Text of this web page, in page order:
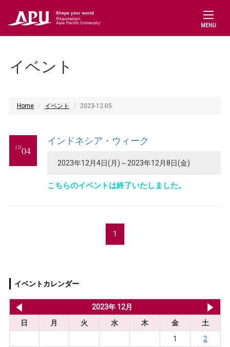
MENU
イベント
Home イベント 2023-12-05
12/04
インドネシア・ウィーク
2023年12月4日(月)～2023年12月8日(金)
こちらのイベントは終了いたしました。
1
イベントカレンダー
2023年 12月
日
月 火 水 木 金
土
1
2